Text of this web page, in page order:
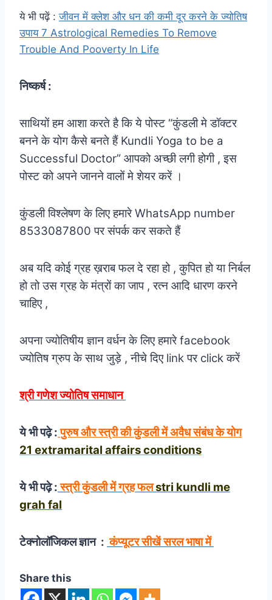
ये भी पढ़ें :जीवन में क्लेश और धन की कमी दूर करने के ज्योतिष
उपाय 7 Astrological Remedies To Remove
Trouble And Pooverty In Life
निष्कर्ष :
साथियों हम आशा करते है कि ये पोस्ट “कुंडली मे डॉक्टर
बनने के योग कैसे बनते हैं Kundli Yoga to be a
Successful Doctor” आपको अच्छी लगी होगी , इस
पोस्ट को अपने जानने वालों मे शेयर करें ।
कुंडली विश्लेषण के लिए हमारे WhatsApp number
8533087800 पर संपर्क कर सकते हैं
अब यदि कोई ग्रह ख़राब फल दे रहा हो , कुपित हो या निर्बल
हो तो उस ग्रह के मंत्रों का जाप , रत्न आदि धारण करने
चाहिए ,
अपना ज्योतिषीय ज्ञान वर्धन के लिए हमारे facebook
ज्योतिष ग्रुप के साथ जुड़े , नीचे दिए link पर click करें
श्री गणेश ज्योतिष समाधान
ये भी पढ़े :पुरुष और स्त्री की कुंडली में अवैध संबंध के योग
21 extramarital affairs conditions
ये भी पढ़े : स्त्री कुंडली में ग्रह फलstri kundli me
grah fal
टेक्नोलॉजिकल ज्ञान : कंप्यूटर सीखें सरल भाषा में
Share this